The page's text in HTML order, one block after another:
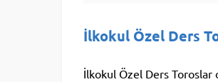
İlkokul Özel Ders
İlkokul Özel Ders